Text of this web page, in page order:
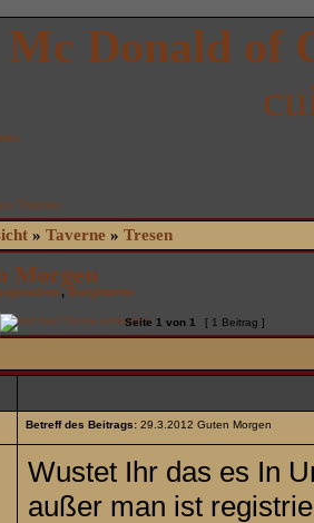
Mc Donald of
Themen
» Taverne » Tresen
Morgen
,Burgherren
Seite 1 von 1 [ 1 Beitrag ]
Betreff des Beitrags:29.3.2012 Guten Morgen
Wustet Ihr das es In
außer man ist